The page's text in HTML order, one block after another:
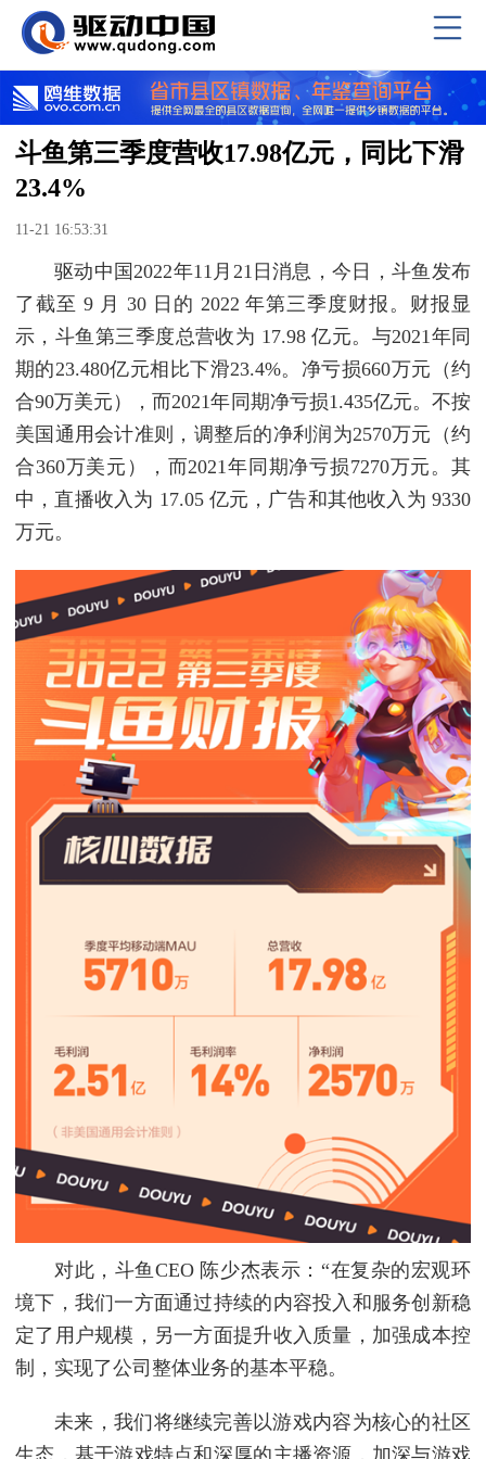
斗鱼第三季度营收17.98亿元，同比下滑
23.4%
11-21 16:53:31
驱动中国2022年11月21日消息，今日，斗鱼发布
了截至 9 月 30 日的 2022 年第三季度财报。财报显
示，斗鱼第三季度总营收为 17.98 亿元。与2021年同
期的23.480亿元相比下滑23.4%。净亏损660万元（约
合90万美元），而2021年同期净亏损1.435亿元。不按
美国通用会计准则，调整后的净利润为2570万元（约
合360万美元），而2021年同期净亏损7270万元。其
中，直播收入为 17.05 亿元，广告和其他收入为 9330
万元。
对此，斗鱼CEO 陈少杰表示：“在复杂的宏观环
境下，我们一方面通过持续的内容投入和服务创新稳
定了用户规模，另一方面提升收入质量，加强成本控
制，实现了公司整体业务的基本平稳。
未来，我们将继续完善以游戏内容为核心的社区
生态，基于游戏特点和深厚的主播资源，加深与游戏